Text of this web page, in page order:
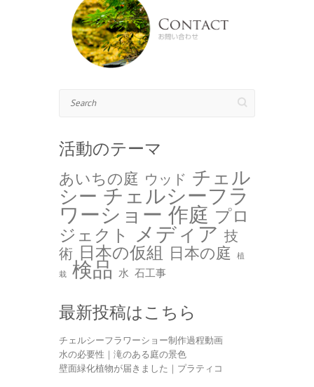
活動のテーマ
あいちの庭 ウッド チェル
シー チェルシーフラ
ワーショー 作庭 プロ
ジェクト メディア 技
術 日本の仮組 日本の庭
植
栽 検品 水 石工事
最新投稿はこちら
チェルシーフラワーショー制作過程動画
水の必要性｜滝のある庭の景色
壁面緑化植物が届きました｜プラティコ